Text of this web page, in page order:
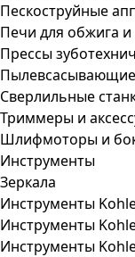
Пескоструйные
Печи для обжига
Прессы
Пылевсасывающие
Сверлильные
Триммеры и
Шлифмоторы и
Инструменты
Зеркала
Инструменты
Инструменты
Инструменты